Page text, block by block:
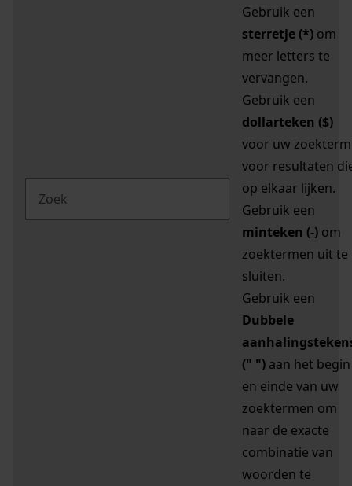
Gebruik een
sterretje (*) om
meer letters te
vervangen.
Gebruik een
dollarteken ($)
voor uw zoekterm
voor resultaten
op elkaar lijken.
Gebruik een
minteken (-) om
zoektermen uit te
sluiten.
Gebruik een
Dubbele
(" ") aan het begin
en einde van uw
zoektermen om
naar de exacte
combinatie van
woorden te